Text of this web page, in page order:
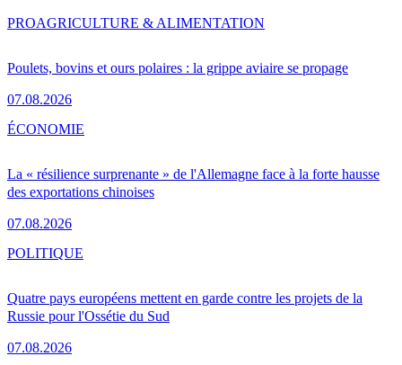
Poulets, bovins et ours polaires : la grippe aviaire se propage
07.08.2026
PROAGRICULTURE & ALIMENTATION
La « résilience surprenante » de l'Allemagne face à la forte hausse
des exportations chinoises
07.08.2026
ÉCONOMIE
Quatre pays européens mettent en garde contre les projets de la
Russie pour l'Ossétie du Sud
07.08.2026
POLITIQUE